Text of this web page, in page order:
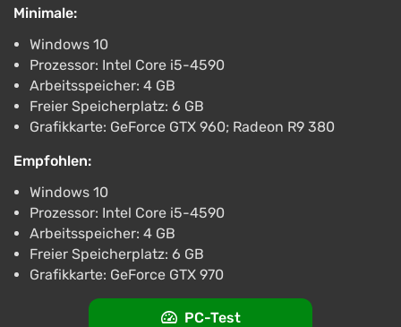
PC
Steam 2.9
Minimale:
Windows 10
Prozessor: Intel Core i5-4590
Arbeitsspeicher: 4 GB
Freier Speicherplatz: 6 GB
Grafikkarte: GeForce GTX 960; Radeon R9 380
Empfohlen:
Windows 10
Prozessor: Intel Core i5-4590
Arbeitsspeicher: 4 GB
Freier Speicherplatz: 6 GB
Grafikkarte: GeForce GTX 970
PC-Test